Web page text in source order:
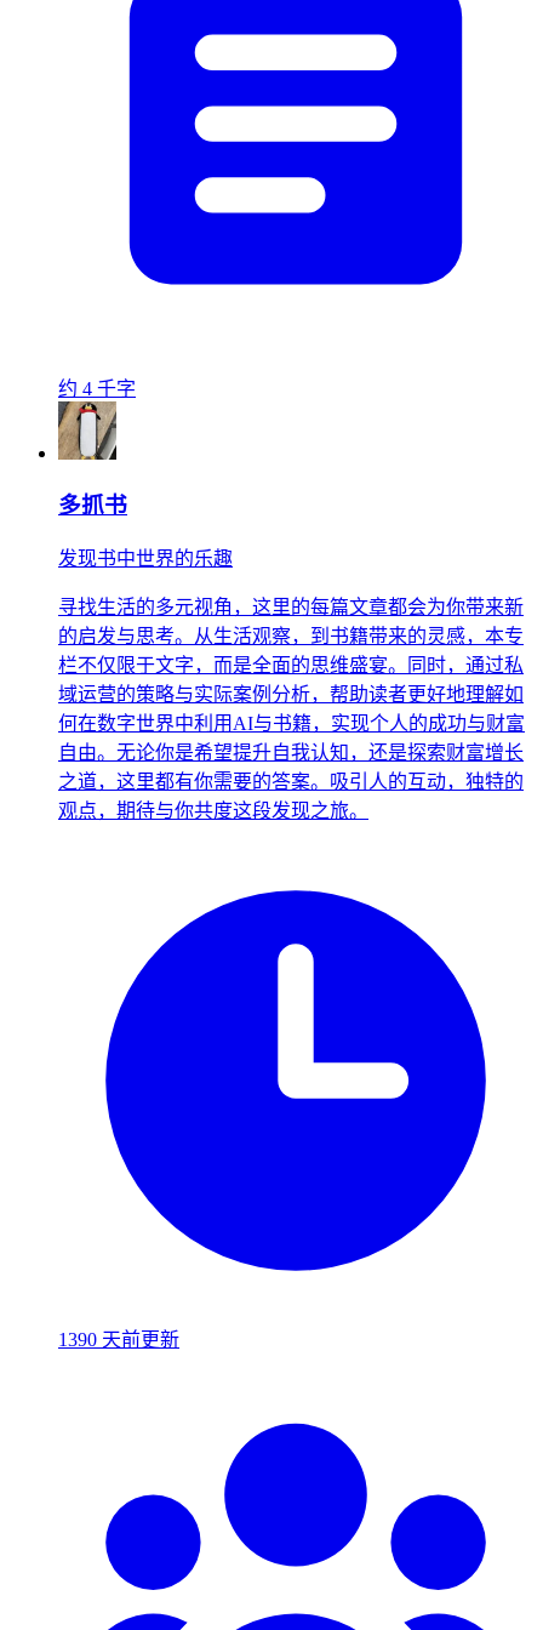
约 4 千字
多抓书
发现书中世界的乐趣
寻找生活的多元视角，这里的每篇文章都会为你带来新
的启发与思考。从生活观察，到书籍带来的灵感，本专
栏不仅限于文字，而是全面的思维盛宴。同时，通过私
域运营的策略与实际案例分析，帮助读者更好地理解如
何在数字世界中利用AI与书籍，实现个人的成功与财富
自由。无论你是希望提升自我认知，还是探索财富增长
之道，这里都有你需要的答案。吸引人的互动，独特的
观点，期待与你共度这段发现之旅。
1390 天前更新